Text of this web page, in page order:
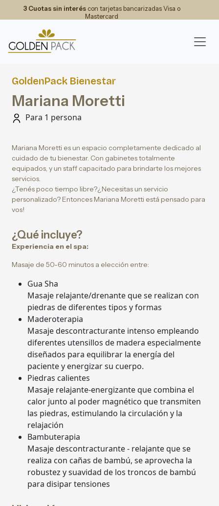
3 Cuotas sin interéscon tarjetas bancarizadas Visa o
Mastercard
GoldenPack Bienestar
Mariana Moretti
Para 1 persona
Mariana Moretti es un espacio completamente dedicado al
cuidado de tu bienestar. Con gabinetes totalmente
equipados, y un staff capacitado para brindarte los mejores
servicios.
¿Tenés poco tiempo libre?¿Necesitas un servicio
personalizado? Entonces Mariana Moretti está pensado para
vos!
¿Qué incluye?
Experiencia en el spa:
Masaje de 50-60 minutos a elección entre:
Gua Sha
Masaje relajante/drenante que se realizan con
piedras de diferentes tipos y formas
Maderoterapia
Masaje descontracturante intenso empleando
diferentes utensillos de madera especialmente
diseñados para equilibrar la energía del
paciente y energizar su cuerpo.
Piedras calientes
Masaje relajante-energizante que combina el
calor junto al poder magnético que transmiten
las piedras, estimulando la circulación y la
relajación
Bambuterapia
Masaje descontracturante - relajante que se
realiza con cañas de bambú, se aprovecha la
robustez y suavidad de los troncos de bambú
para disipar tensiones